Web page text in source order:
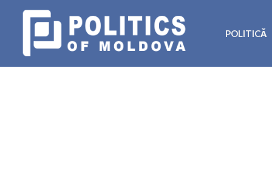
POLITICĂ